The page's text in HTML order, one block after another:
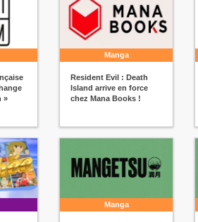
»
Manga
Resident Evil : Death
Island arrive en force
chez Mana Books !
Manga